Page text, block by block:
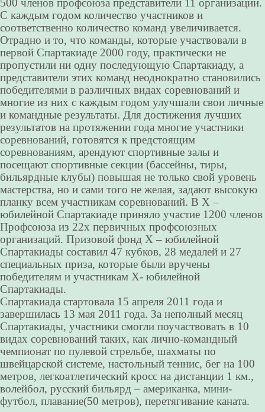
500 членов профсоюза представители 11 организации.
С каждым годом количество участников и
соответственно количество команд увеличивается.
Отрадно и то, что команды, которые участвовали в
первой Спартакиаде 2000 году, практически не
пропустили ни одну последующую Спартакиаду, а
представители этих команд неоднократно становились
победителями в различных видах соревнований и
многие из них с каждым годом улучшали свои личные
и командные результаты. Для достижения лучших
результатов на протяжении года многие участники
соревнований, готовятся к предстоящим
соревнованиям, арендуют спортивные залы и
посещают спортивные секции (бассейны, тиры,
бильярдные клубы) повышая не только свой уровень
мастерства, но и сами того не желая, задают высокую
планку всем участникам соревнований. В X –
юбилейной Спартакиаде приняло участие 1200 членов
Профсоюза из 22х первичных профсоюзных
организаций. Призовой фонд X – юбилейной
Спартакиады составил 47 кубков, 28 медалей и 27
специальных приза, которые были вручены
победителям и участникам X- юбилейной
Спартакиады.
Спартакиада стартовала 15 апреля 2011 года и
завершилась 13 мая 2011 года. За неполный месяц
Спартакиады, участники смогли поучаствовать в 10
видах соревнований таких, как лично-командный
чемпионат по пулевой стрельбе, шахматы по
швейцарской системе, настольный теннис, бег на 100
метров, легкоатлетический кросс на дистанции 1 км.,
волейбол, русский бильярд – американка, мини-
футбол, плавание(50 метров), перетягивание каната.